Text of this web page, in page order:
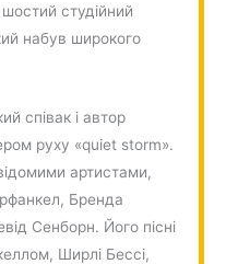
студійний
набув широкого
співак і автор
руху «quiet storm».
артистами,
Бренда
Сенборн. Його пісні
Ширлі Бессі,